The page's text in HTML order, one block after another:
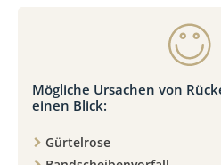
Mögliche Ursachen von
einen Blick:
Gürtelrose